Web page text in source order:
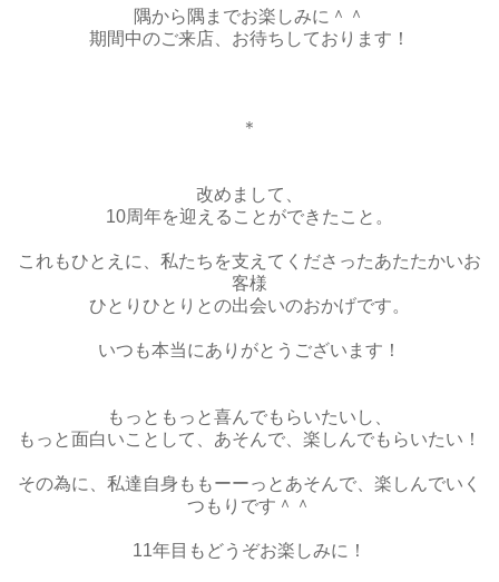
隅から隅までお楽しみに＾＾
期間中のご来店、お待ちしております！
＊
改めまして、
10周年を迎えることができたこと。
これもひとえに、私たちを支えてくださったあたたかいお
客様
ひとりひとりとの出会いのおかげです。
いつも本当にありがとうございます！
もっともっと喜んでもらいたいし、
もっと面白いことして、あそんで、楽しんでもらいたい！
その為に、私達自身ももーーっとあそんで、楽しんでいく
つもりです＾＾
11年目もどうぞお楽しみに！